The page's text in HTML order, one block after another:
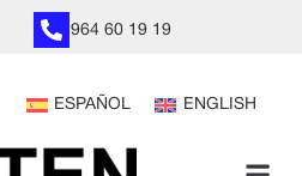
964 60 19 19
ESPAÑOL ENGLISH